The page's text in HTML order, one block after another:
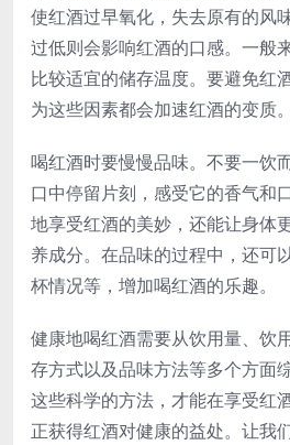
使红酒过早氧化，失去原有的风
过低则会影响红酒的口感。一般
比较适宜的储存温度。要避免红
为这些因素都会加速红酒的变质。
喝红酒时要慢慢品味。不要一饮
口中停留片刻，感受它的香气和
地享受红酒的美妙，还能让身体
养成分。在品味的过程中，还可
杯情况等，增加喝红酒的乐趣。
健康地喝红酒需要从饮用量、饮
存方式以及品味方法等多个方面
这些科学的方法，才能在享受红
正获得红酒对健康的益处。让我